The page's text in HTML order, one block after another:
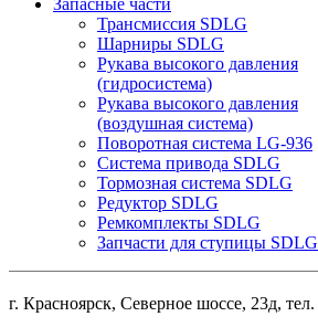
Трансмиссия SDLG
Шарниры SDLG
Рукава высокого давления
(гидросистема)
Рукава высокого давления
(воздушная система)
Поворотная система LG-936
Система привода SDLG
Тормозная система SDLG
Редуктор SDLG
Ремкомплекты SDLG
Запчасти для ступицы SDLG
г. Красноярск, Северное шоссе, 23д, тел.